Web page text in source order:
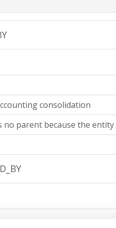
consolidation
no parent because the